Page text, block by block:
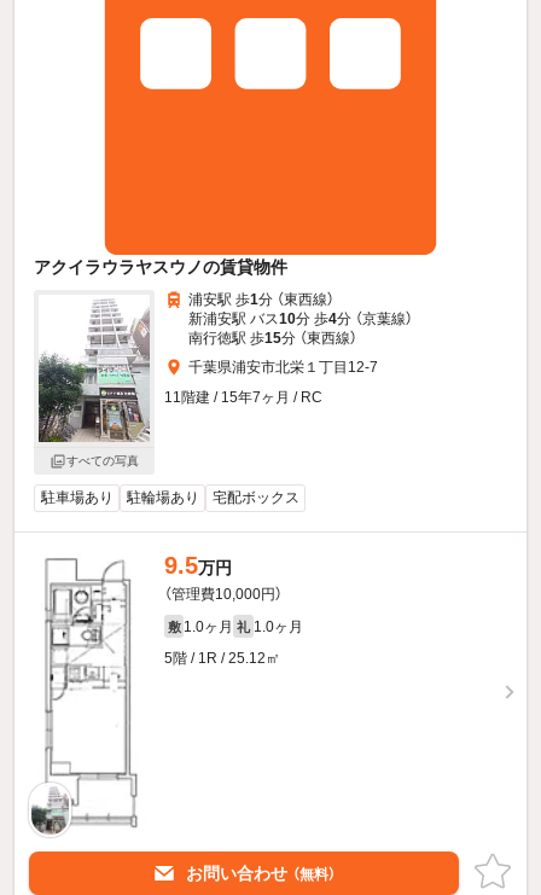
アクイラウラヤスウノの賃貸物件
すべての写真
浦安駅 歩1分 （東西線）
新浦安駅 バス10分 歩4分 （京葉線）
南行徳駅 歩15分 （東西線）
千葉県浦安市北栄１丁目12-7
11階建 / 15年7ヶ月 / RC
駐車場あり 駐輪場あり 宅配ボックス
9.5万円
（管理費10,000円）
敷 1.0ヶ月 礼 1.0ヶ月
5階 / 1R / 25.12㎡
お問い合わせ （無料）